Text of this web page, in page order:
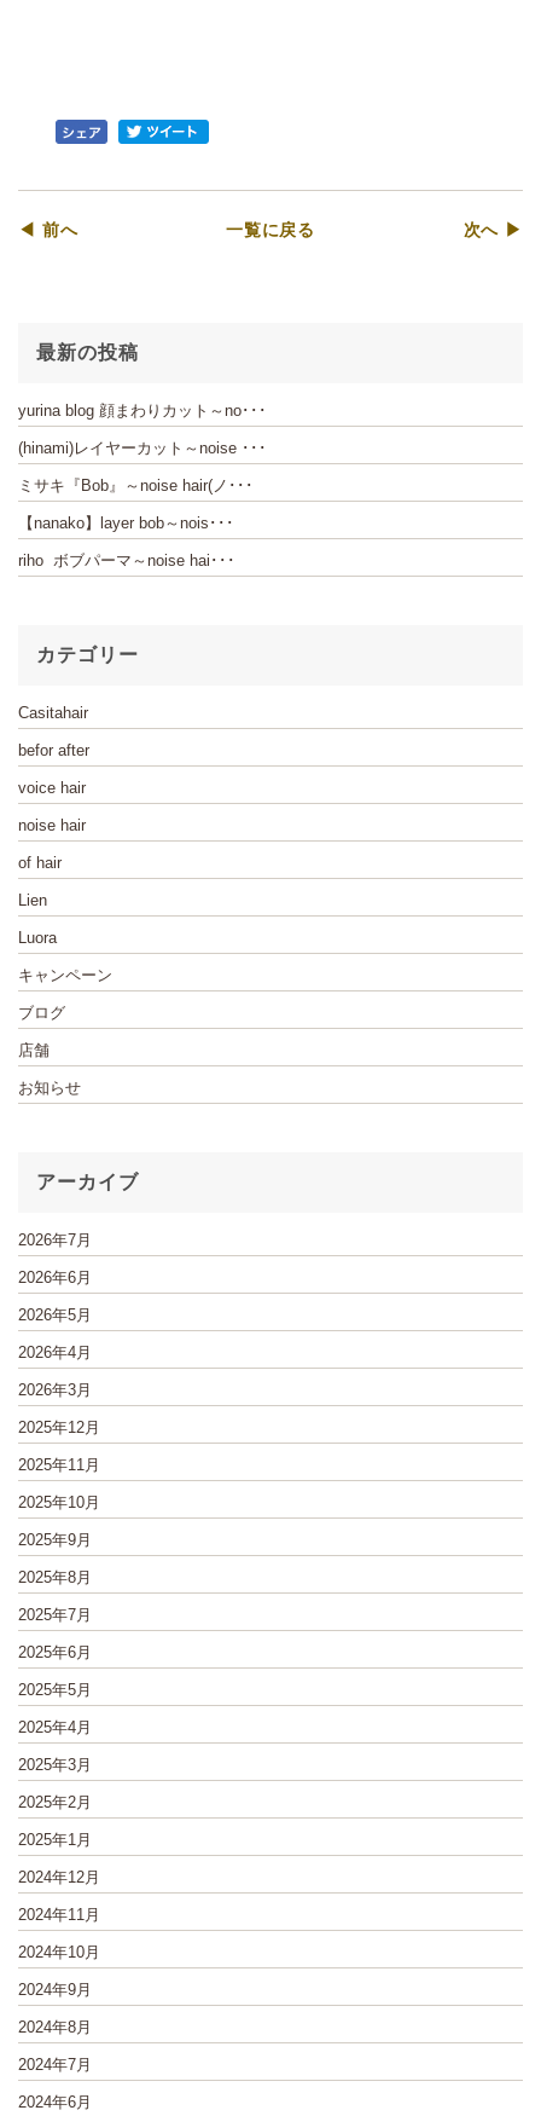
◀ 前へ 一覧に戻る 次へ ▶
最新の投稿
yurina blog 顔まわりカット～no･･･
(hinami)レイヤーカット～noise ･･･
ミサキ『Bob』～noise hair(ノ･･･
【nanako】layer bob～nois･･･
riho ボブパーマ～noise hai･･･
カテゴリー
Casitahair
befor after
voice hair
noise hair
of hair
Lien
Luora
キャンペーン
ブログ
店舗
お知らせ
アーカイブ
2026年7月
2026年6月
2026年5月
2026年4月
2026年3月
2025年12月
2025年11月
2025年10月
2025年9月
2025年8月
2025年7月
2025年6月
2025年5月
2025年4月
2025年3月
2025年2月
2025年1月
2024年12月
2024年11月
2024年10月
2024年9月
2024年8月
2024年7月
2024年6月